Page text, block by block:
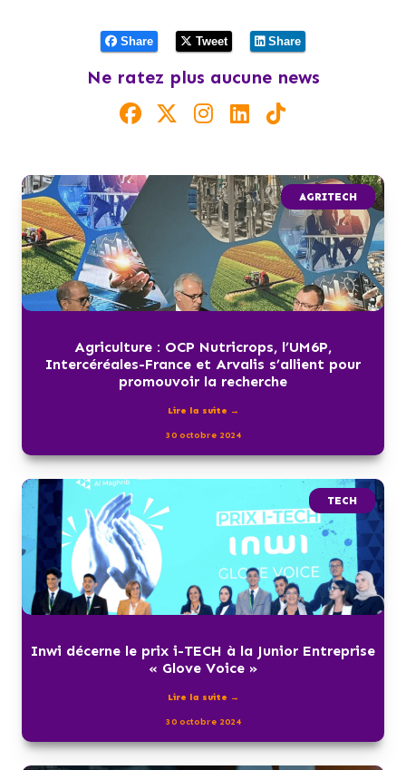
Share Tweet Share
Ne ratez plus aucune news
AGRITECH
Agriculture : OCP Nutricrops, l’UM6P,
Intercéréales-France et Arvalis s’allient pour
promouvoir la recherche
Lire la suite →
30 octobre 2024
TECH
Inwi décerne le prix i-TECH à la Junior Entreprise
« Glove Voice »
Lire la suite →
30 octobre 2024